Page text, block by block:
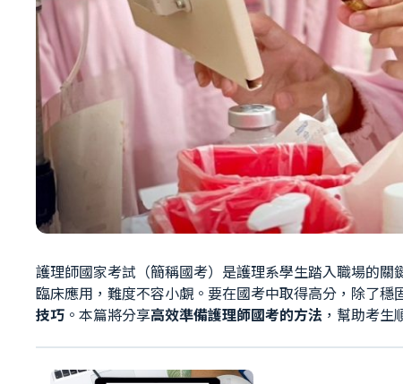
護理師國家考試（簡稱國考）是護理系學生踏入職場的關
臨床應用，難度不容小覷。要在國考中取得高分，除了穩
技巧 。本篇將分享高效準備護理師國考的方法 ，幫助考生